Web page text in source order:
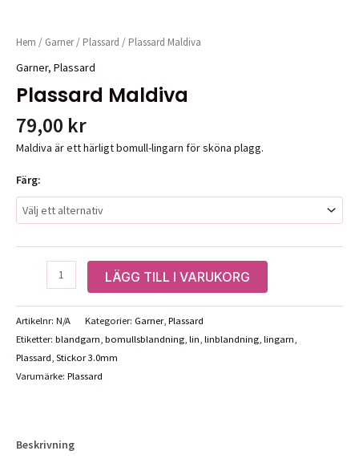
Hem / Garner/ Plassard / Plassard Maldiva
Garner, Plassard
Plassard Maldiva
79,00 kr
Maldiva är ett härligt bomull-lingarn för sköna plagg.
Färg:
Maldiva
mängd
LÄGG TILL I VARUKORG
Artikelnr: N/A Kategorier: Garner, Plassard
Etiketter: blandgarn, bomullsblandning, lin, linblandning, lingarn,
Plassard, Stickor 3.0mm
Varumärke: Plassard
Beskrivning